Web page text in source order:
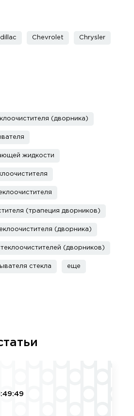
Chevrolet Chrysler
(дворника)
жидкости
(трапеция дворников)
(дворника)
(дворников)
стекла еще